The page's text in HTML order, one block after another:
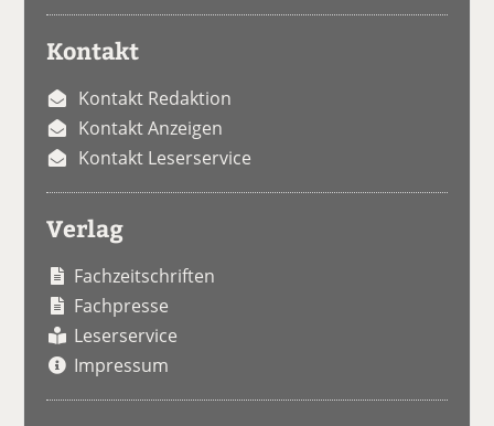
Kontakt
Kontakt Redaktion
Kontakt Anzeigen
Kontakt Leserservice
Verlag
Fachzeitschriften
Fachpresse
Leserservice
Impressum